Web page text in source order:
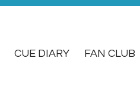
CUE DIARY FAN CLUB